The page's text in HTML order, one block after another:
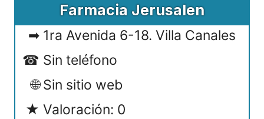
Farmacia Jerusalen
1ra Avenida 6-18. Villa Canales
Sin teléfono
Sin sitio web
Valoración: 0